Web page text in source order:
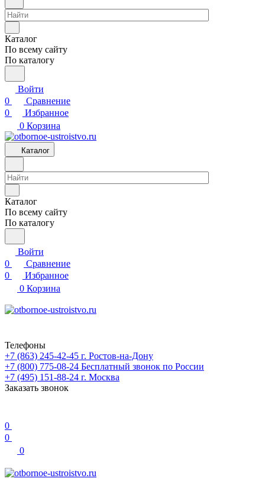
Каталог
По всему сайту
По каталогу
Войти
0
Сравнение
0
Избранное
0 Корзина
Каталог
Каталог
По всему сайту
По каталогу
Войти
0
Сравнение
0
Избранное
0 Корзина
Телефоны
+7 (863) 245-42-45 г. Ростов-на-Дону
+7 (800) 775-08-24 Бесплатный звонок по России
+7 (495) 151-88-24 г. Москва
Заказать звонок
0
0
0